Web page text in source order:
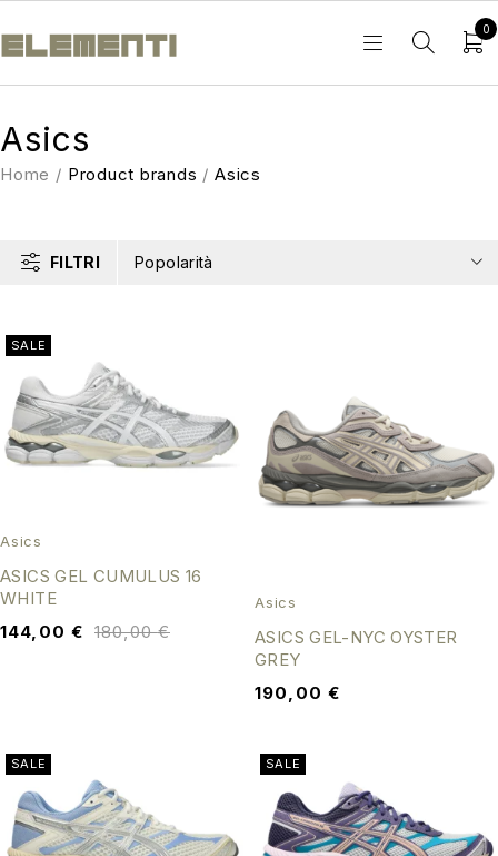
0
Asics
Home / Product brands / Asics
FILTRI Popolarità
SALE
Asics
ASICS GEL CUMULUS 16
WHITE
180,00€
144,00 €
Asics
ASICS GEL-NYC OYSTER
GREY
190,00 €
SALE SALE